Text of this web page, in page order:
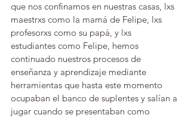
que nos confinamos en nuestras casas, lxs
maestrxs como la mamá de Felipe, lxs
profesorxs como su papá, y lxs
estudiantes como Felipe, hemos
continuado nuestros procesos de
enseñanza y aprendizaje mediante
herramientas que hasta este momento
ocupaban el banco de suplentes y salían a
jugar cuando se presentaban como